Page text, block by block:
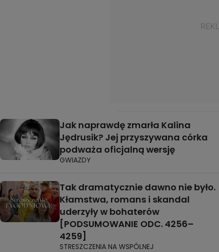
Jak naprawdę zmarła Kalina
Jędrusik? Jej przyszywana córka
podważa oficjalną wersję
GWIAZDY
Tak dramatycznie dawno nie było.
Kłamstwa, romans i skandal
uderzyły w bohaterów
[PODSUMOWANIE ODC. 4256–
4259]
STRESZCZENIA NA WSPÓLNEJ